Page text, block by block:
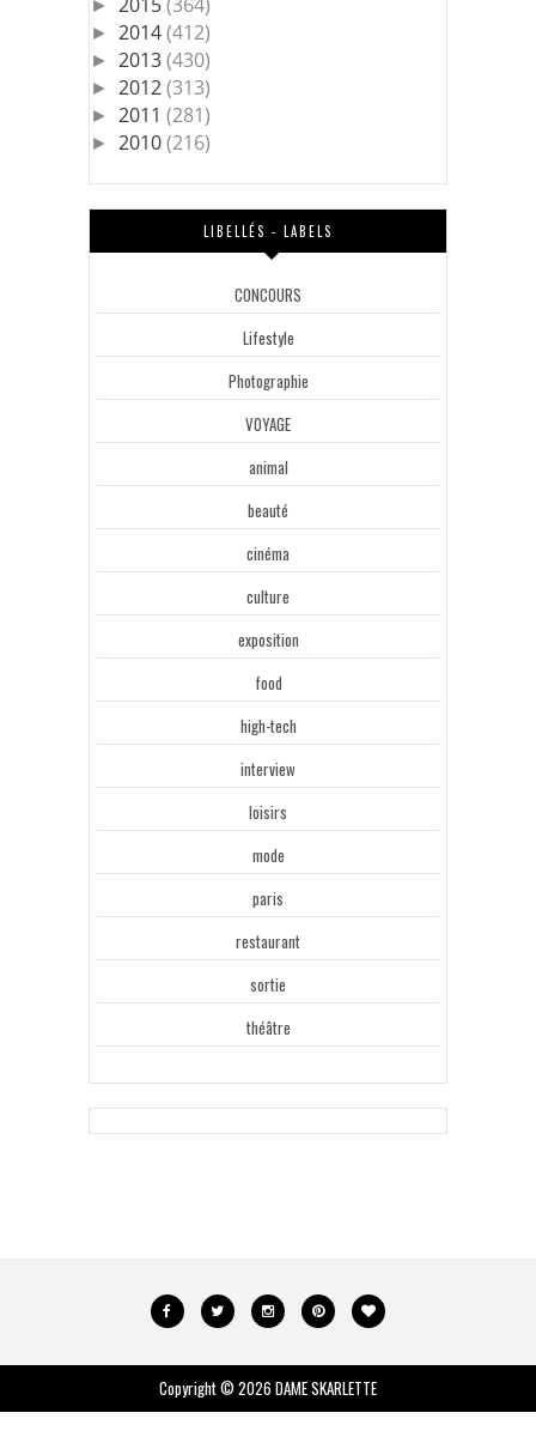
►
► 2014(412)
► 2013(430)
► 2012(313)
► 2011 (281)
► 2010(216)
LIBELLÉS - LABELS
CONCOURS
Lifestyle
Photographie
VOYAGE
animal
beauté
cinéma
culture
exposition
food
high-tech
interview
loisirs
mode
paris
restaurant
sortie
théâtre
Copyright © 2026 DAME SKARLETTE